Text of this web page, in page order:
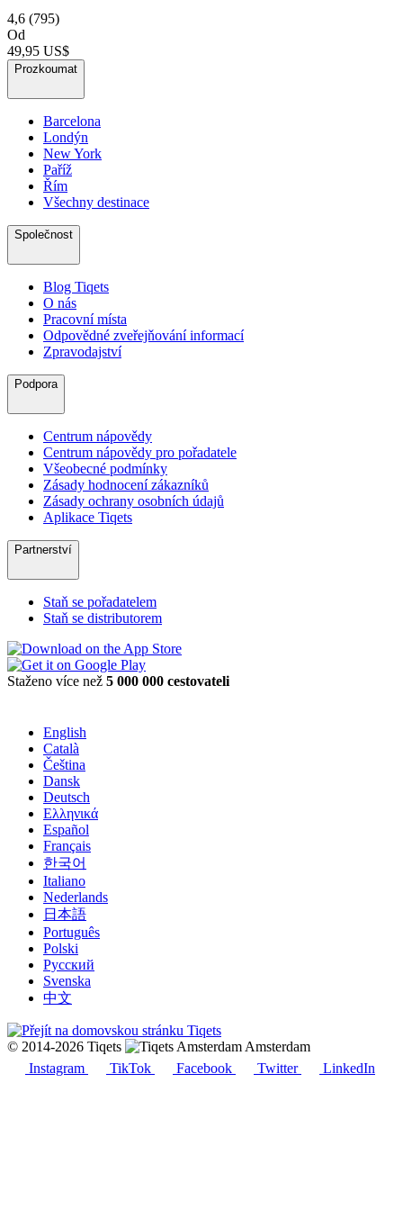
4,6 (795)
Od
49,95 US$
Prozkoumat
Barcelona
Londýn
New York
Paříž
Řím
Všechny destinace
Společnost
Blog Tiqets
O nás
Pracovní místa
Odpovědné zveřejňování informací
Zpravodajství
Podpora
Centrum nápovědy
Centrum nápovědy pro pořadatele
Všeobecné podmínky
Zásady hodnocení zákazníků
Zásady ochrany osobních údajů
Aplikace Tiqets
Partnerství
Staň se pořadatelem
Staň se distributorem
Staženo více než 5 000 000 cestovateli
English
Català
Čeština
Dansk
Deutsch
Ελληνικά
Español
Français
한국어
Italiano
Nederlands
日本語
Português
Polski
Русский
Svenska
中文
© 2014-2026 Tiqets
Amsterdam
Instagram
TikTok Facebook Twitter LinkedIn